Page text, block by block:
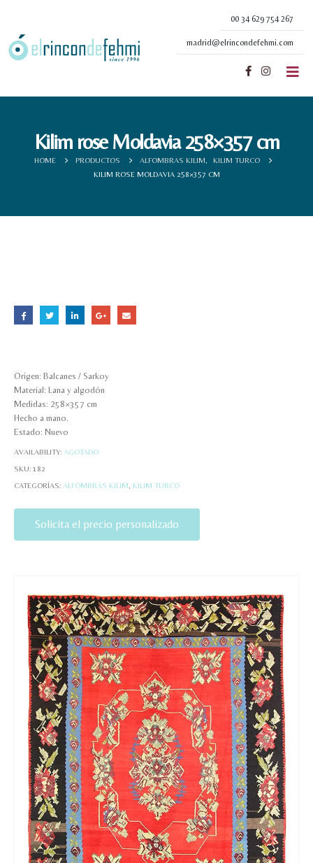
00 34 629 754 267
madrid@elrincondefehmi.com
Kilim rose Moldavia 258×357 cm
HOME PRODUCTOS ALFOMBRAS KILIM
KILIM TURCO
KILIM ROSE MOLDAVIA 258×357 CM
Origen: Balcanes / Sarkoy
Material: Lana y algodón
Medidas: 258×357 cm
Hecho a mano.
Estado: Nuevo
AVAILABILITY: AGOTADO
SKU: 182
CATEGORÍAS: ALFOMBRAS KILIM KILIM TURCO
Solicita el precio personalizado